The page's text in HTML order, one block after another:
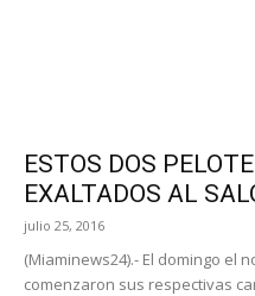
ESTOS DOS
EXALTADOS AL
julio 25, 2016
(Miaminews24).- El domingo el
comenzaron sus respectivas